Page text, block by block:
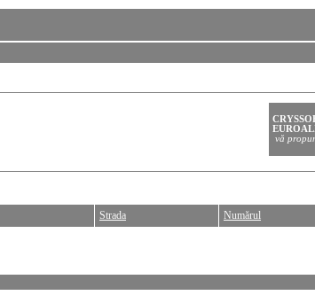
Strada Numărul